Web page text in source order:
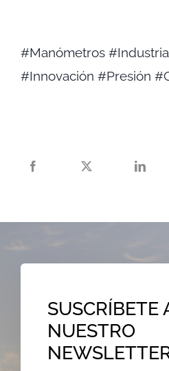
#Manómetros
#Innovación #Presión
SUSCRÍBETE
NUESTRO